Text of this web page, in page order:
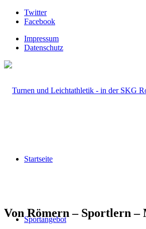
Twitter
Facebook
Impressum
Datenschutz
Startseite
Sportangebot
Von Römern – Sportlern –